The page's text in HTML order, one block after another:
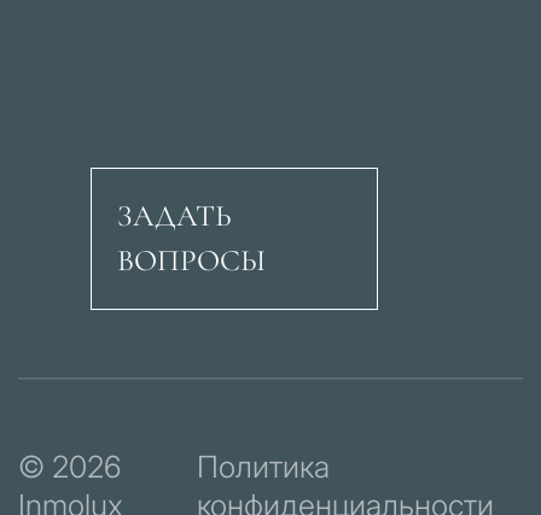
Авеню Рикардо
ЗАДАТЬ
ВОПРОСЫ
© 2026
Inmolux
Политика
конфиденциальности